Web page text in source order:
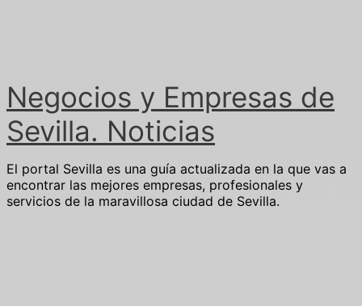
Negocios y Empresas de
Sevilla. Noticias
El portal Sevilla es una guía actualizada en la que vas a
encontrar las mejores empresas, profesionales y
servicios de la maravillosa ciudad de Sevilla.